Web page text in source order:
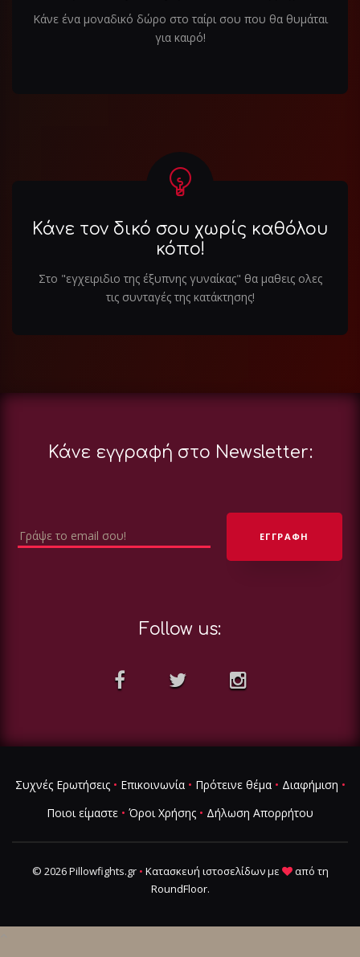
Κάνε ένα μοναδικό δώρο στο ταίρι σου που θα θυμάται
για καιρό!
Κάνε τον δικό σου χωρίς καθόλου
κόπο!
Στο "εγχειριδιο της έξυπνης γυναίκας" θα μαθεις ολες
τις συνταγές της κατάκτησης!
Κάνε εγγραφή στο Newsletter:
Follow us:
Συχνές Ερωτήσεις• Επικοινωνία• Πρότεινε θέμα• Διαφήμιση •
Ποιοι είμαστε • Όροι Χρήσης • Δήλωση Απορρήτου
© 2026 Pillowfights.gr • Κατασκευή ιστοσελίδωνμε
από τη
RoundFloor.